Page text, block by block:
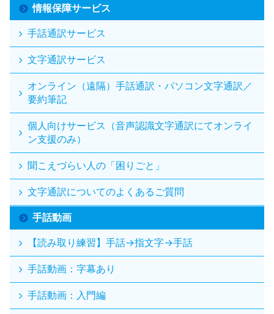
情報保障サービス
手話通訳サービス
文字通訳サービス
オンライン（遠隔）手話通訳・パソコン文字通訳／
要約筆記
個人向けサービス（音声認識文字通訳にてオンライ
ン支援のみ）
聞こえづらい人の「困りごと」
文字通訳についてのよくあるご質問
手話動画
【読み取り練習】手話→指文字→手話
手話動画：字幕あり
手話動画：入門編